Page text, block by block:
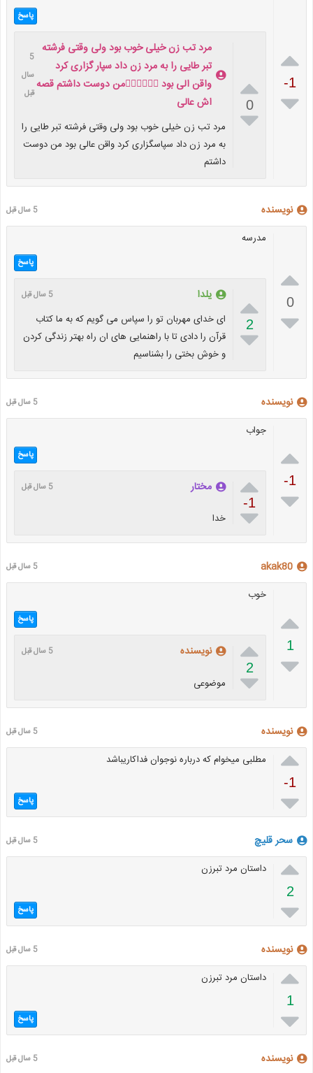

-1

پاسخ

0

مرد تب زن خیلی خوب بود ولی وقتی فرشته
تبر طایی را به مرد زن داد سپار گزاری کرد
واقن الی بود 👍🏻👍🏻👍🏻من دوست داشتم قصه
اش عالی
5
سال
قبل
مرد تب زن خیلی خوب بود ولی وقتی فرشته تبر طایی را
به مرد زن داد سپاسگزاری کرد واقن عالی بود من دوست
داشتم
نویسنده 5 سال قبل

0

مدرسه
پاسخ

2

یلدا 5 سال قبل
ای خدای مهربان تو را سپاس می گویم که به ما کتاب
قرآن را دادی تا با راهنمایی های ان راه بهتر زندگی کردن
و خوش بختی را بشناسیم
نویسنده 5 سال قبل

-1

جواب
پاسخ

-1

مختار 5 سال قبل
خدا
akak80 5 سال قبل

1

خوب
پاسخ

2

نویسنده 5 سال قبل
موضوعی
نویسنده 5 سال قبل

-1

مطلبی میخوام که درباره نوجوان فداکاریباشد
پاسخ
سحر قلیچ 5 سال قبل

2

داستان مرد تبرزن
پاسخ
نویسنده 5 سال قبل

1

داستان مرد تبرزن
پاسخ
نویسنده 5 سال قبل